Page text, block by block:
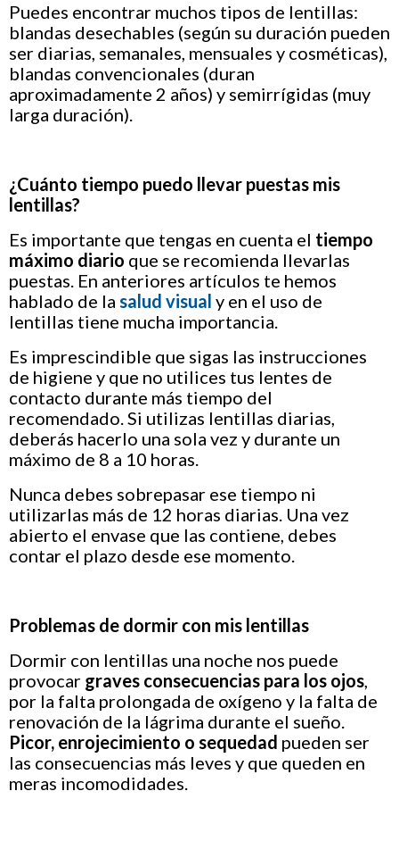
Puedes encontrar muchos tipos de lentillas:
blandas desechables (según su duración pueden
ser diarias, semanales, mensuales y cosméticas),
blandas convencionales (duran
aproximadamente 2 años) y semirrígidas (muy
larga duración).
¿Cuánto tiempo puedo llevar puestas mis
lentillas?
Es importante que tengas en cuenta el tiempo
máximo diario que se recomienda llevarlas
puestas. En anteriores artículos te hemos
hablado de la salud visual y en el uso de
lentillas tiene mucha importancia.
Es imprescindible que sigas las instrucciones
de higiene y que no utilices tus lentes de
contacto durante más tiempo del
recomendado. Si utilizas lentillas diarias,
deberás hacerlo una sola vez y durante un
máximo de 8 a 10 horas.
Nunca debes sobrepasar ese tiempo ni
utilizarlas más de 12 horas diarias. Una vez
abierto el envase que las contiene, debes
contar el plazo desde ese momento.
Problemas de dormir con mis lentillas
Dormir con lentillas una noche nos puede
provocar graves consecuencias para los ojos,
por la falta prolongada de oxígeno y la falta de
renovación de la lágrima durante el sueño.
Picor, enrojecimiento o sequedad pueden ser
las consecuencias más leves y que queden en
meras incomodidades.